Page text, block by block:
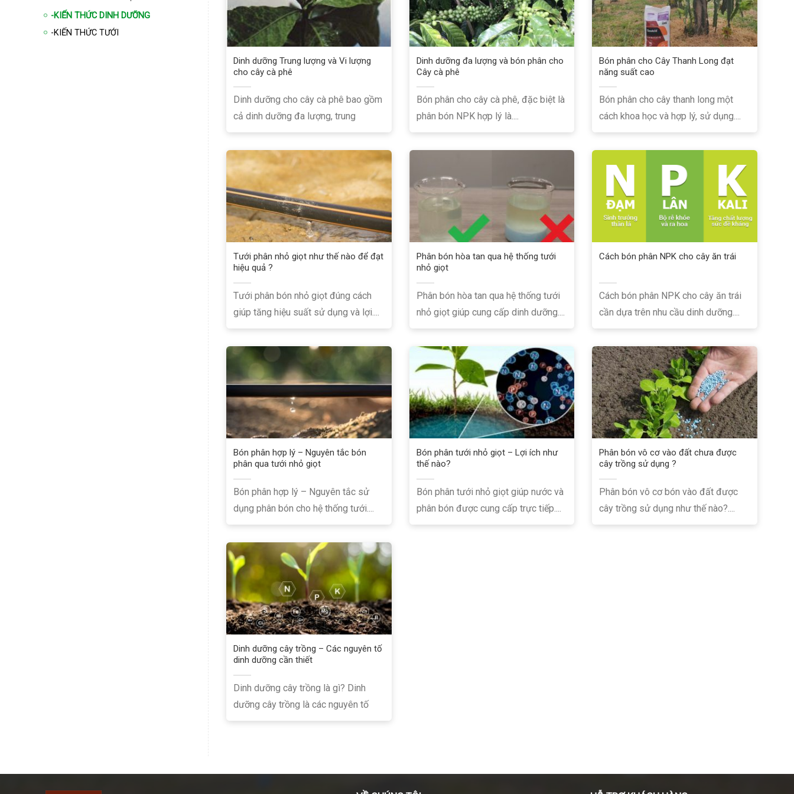
-KIẾN THỨC DINH DƯỠNG
-KIẾN THỨC TƯỚI
Dinh dưỡng Trung lượng và Vi lượng
cho cây cà phê
Dinh dưỡng cho cây cà phê bao gồm
cả dinh dưỡng đa lượng, trung
lượng....
Dinh dưỡng đa lượng và bón phân cho
Cây cà phê
Bón phân cho cây cà phê, đặc biệt là
phân bón NPK hợp lý là....
Bón phân cho Cây Thanh Long đạt
năng suất cao
Bón phân cho cây thanh long một
cách khoa học và hợp lý, sử dụng....
Tưới phân nhỏ giọt như thế nào để đạt
hiệu quả ?
Tưới phân bón nhỏ giọt đúng cách
giúp tăng hiệu suất sử dụng và lợi....
Phân bón hòa tan qua hệ thống tưới
nhỏ giọt
Phân bón hòa tan qua hệ thống tưới
nhỏ giọt giúp cung cấp dinh dưỡng....
Cách bón phân NPK cho cây ăn trái
Cách bón phân NPK cho cây ăn trái
cần dựa trên nhu cầu dinh dưỡng....
Bón phân hợp lý – Nguyên tắc bón
phân qua tưới nhỏ giọt
Bón phân hợp lý – Nguyên tắc sử
dụng phân bón cho hệ thống tưới....
Bón phân tưới nhỏ giọt – Lợi ích như
thế nào?
Bón phân tưới nhỏ giọt giúp nước và
phân bón được cung cấp trực tiếp....
Phân bón vô cơ vào đất chưa được
cây trồng sử dụng ?
Phân bón vô cơ bón vào đất được
cây trồng sử dụng như thế nào?....
Dinh dưỡng cây trồng – Các nguyên tố
dinh dưỡng cần thiết
Dinh dưỡng cây trồng là gì? Dinh
dưỡng cây trồng là các nguyên tố
dinh....